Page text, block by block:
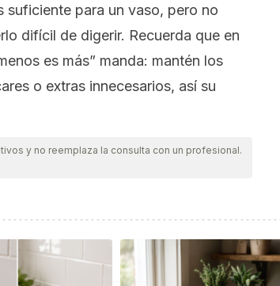
suficiente para un vaso, pero no
difícil de digerir. Recuerda que en
es más” manda: mantén los
o extras innecesarios, así su
y no reemplaza la consulta con un profesional.